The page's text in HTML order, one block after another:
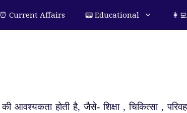
⏰ Current Affairs 📟 Educational
होती है, जैसे- शिक्षा , चिकित्सा ,